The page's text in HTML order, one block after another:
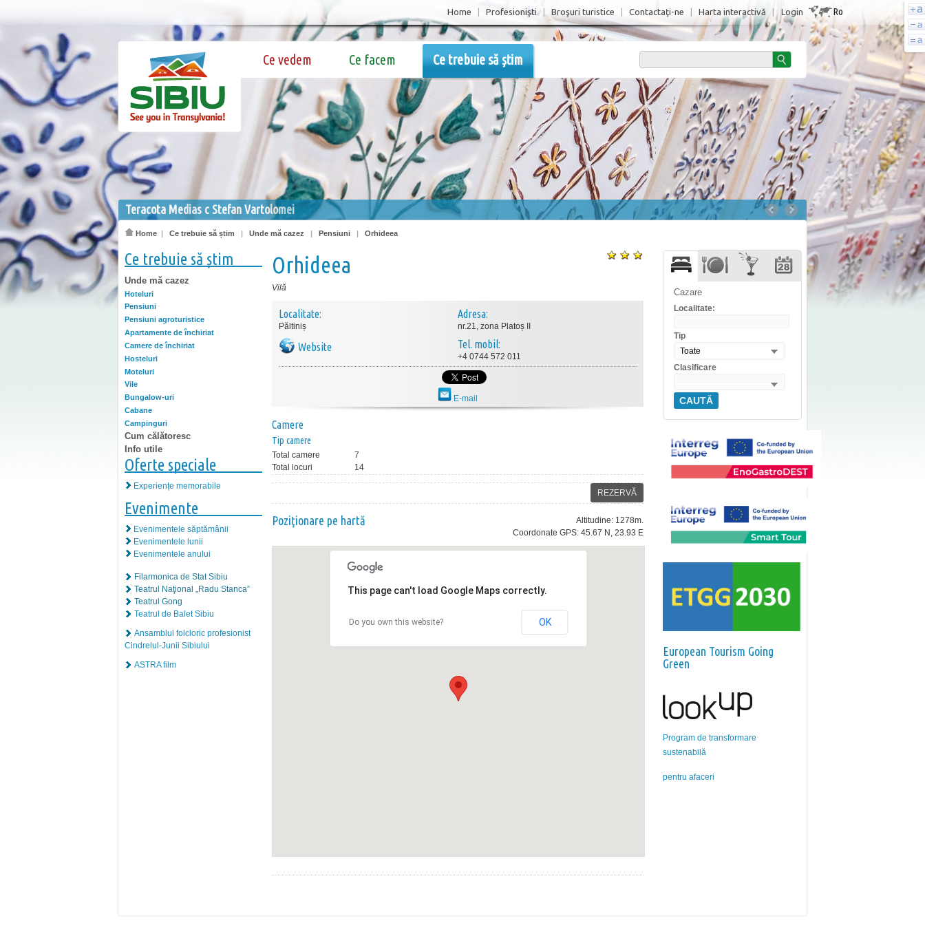
Login Ro
Home Profesionişti Broşuri turistice Contactaţi-ne Harta interactivă
Ce vedem Ce facem Ce trebuie să știm
Teracota Medias c Stefan Vartolomei
Home | Ce trebuie să știm | Unde mă cazez | Pensiuni | Orhideea
Ce trebuie să știm
Unde mă cazez
Hoteluri
Pensiuni
Pensiuni agroturistice
Apartamente de închiriat
Camere de închiriat
Hosteluri
Moteluri
Vile
Bungalow-uri
Cabane
Campinguri
Cum călătoresc
Info utile
Oferte speciale
Experiențe memorabile
Evenimente
Evenimentele săptămânii
Evenimentele lunii
Evenimentele anului
Filarmonica de Stat Sibiu
Teatrul Naţional „Radu Stanca”
Teatrul Gong
Teatrul de Balet Sibiu
Ansamblul folcloric profesionist
Cindrelul-Junii Sibiului
ASTRA film
Orhideea
Vilă
Localitate:
Păltiniș
Website
Adresa:
nr.21, zona Platoș II
Tel. mobil:
+4 0744 572 011
E-mail
Camere
Tip camere
Total camere
7
Total locuri
14
REZERVĂ
Altitudine: 1278m.
Coordonate GPS: 45.67 N, 23.93 E
Poziţionare pe hartă
This page can't load Google Maps correctly.
Do you own this website? OK
Cazare
Localitate:
Tip
Toate
Clasificare
CAUTĂ
European Tourism Going
Green
Program de transformare
sustenabilă
pentru afaceri